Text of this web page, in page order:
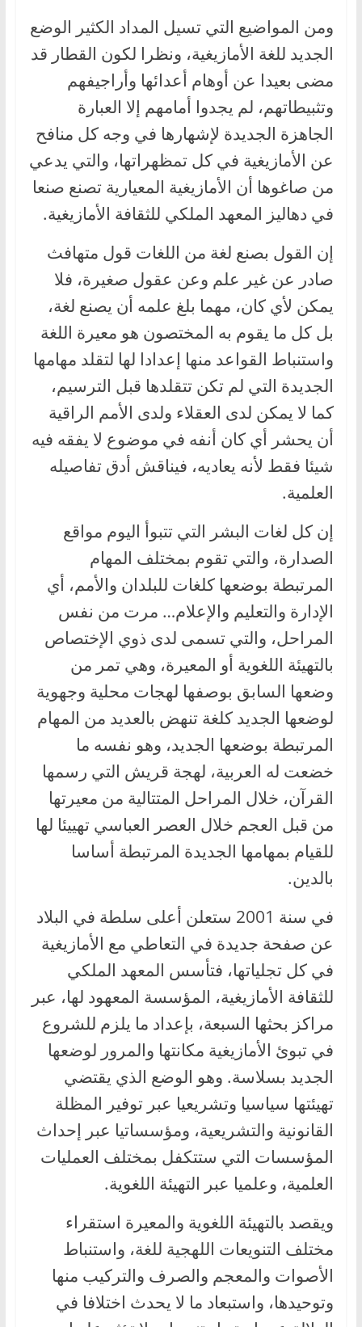
ومن المواضيع التي تسيل المداد الكثير الوضع
الجديد للغة الأمازيغية، ونظرا لكون القطار قد
مضى بعيدا عن أوهام أعدائها وأراجيفهم
وتثبيطاتهم، لم يجدوا أمامهم إلا العبارة
الجاهزة الجديدة لإشهارها في وجه كل منافح
عن الأمازيغية في كل تمظهراتها، والتي يدعي
من صاغوها أن الأمازيغية المعيارية تصنع صنعا
في دهاليز المعهد الملكي للثقافة الأمازيغية.
إن القول بصنع لغة من اللغات قول متهافث
صادر عن غير علم وعن عقول صغيرة، فلا
يمكن لأي كان، مهما بلغ علمه أن يصنع لغة،
بل كل ما يقوم به المختصون هو معيرة اللغة
واستنباط القواعد منها إعدادا لها لتقلد مهامها
الجديدة التي لم تكن تتقلدها قبل الترسيم،
كما لا يمكن لدى العقلاء ولدى الأمم الراقية
أن يحشر أي كان أنفه في موضوع لا يفقه فيه
شيئا فقط لأنه يعاديه، فيناقش أدق تفاصيله
العلمية.
إن كل لغات البشر التي تتبوأ اليوم مواقع
الصدارة، والتي تقوم بمختلف المهام
المرتبطة بوضعها كلغات للبلدان والأمم، أي
الإدارة والتعليم والإعلام… مرت من نفس
المراحل، والتي تسمى لدى ذوي الإختصاص
بالتهيئة اللغوية أو المعيرة، وهي تمر من
وضعها السابق بوصفها لهجات محلية وجهوية
لوضعها الجديد كلغة تنهض بالعديد من المهام
المرتبطة بوضعها الجديد، وهو نفسه ما
خضعت له العربية، لهجة قريش التي رسمها
القرآن، خلال المراحل المتتالية من معيرتها
من قبل العجم خلال العصر العباسي تهييئا لها
للقيام بمهامها الجديدة المرتبطة أساسا
بالدين.
في سنة 2001 ستعلن أعلى سلطة في البلاد
عن صفحة جديدة في التعاطي مع الأمازيغية
في كل تجلياتها، فتأسس المعهد الملكي
للثقافة الأمازيغية، المؤسسة المعهود لها، عبر
مراكز بحثها السبعة، بإعداد ما يلزم للشروع
في تبوئ الأمازيغية مكانتها والمرور لوضعها
الجديد بسلاسة. وهو الوضع الذي يقتضي
تهيئتها سياسيا وتشريعيا عبر توفير المظلة
القانونية والتشريعية، ومؤسساتيا عبر إحداث
المؤسسات التي ستتكفل بمختلف العمليات
العلمية، وعلميا عبر التهيئة اللغوية.
ويقصد بالتهيئة اللغوية والمعيرة استقراء
مختلف التنويعات اللهجية للغة، واستنباط
الأصوات والمعجم والصرف والتركيب منها
وتوحيدها، واستبعاد ما لا يحدث اختلافا في